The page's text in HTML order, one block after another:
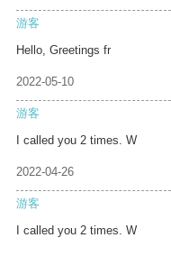
游客
Hello, Greetings fr
2022-05-10
游客
I called you 2 times. W
2022-04-26
游客
I called you 2 times. W